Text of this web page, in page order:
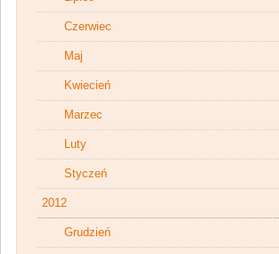
Czerwiec
Maj
Kwiecień
Marzec
Luty
Styczeń
2012
Grudzień